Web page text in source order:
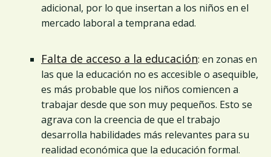
adicional, por lo que insertan a los niños en el
mercado laboral a temprana edad.
Falta de acceso a la educación: en zonas en
las que la educación no es accesible o asequible,
es más probable que los niños comiencen a
trabajar desde que son muy pequeños. Esto se
agrava con la creencia de que el trabajo
desarrolla habilidades más relevantes para su
realidad económica que la educación formal.